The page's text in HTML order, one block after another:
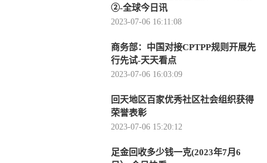
②-全球今日讯
2023-07-06 16:11:08
商务部：中国对接CPTPP规则开展先
行先试-天天看点
2023-07-06 16:03:09
回天地区百家优秀社区社会组织获得
荣誉表彰
2023-07-06 15:20:12
足金回收多少钱一克(2023年7月6